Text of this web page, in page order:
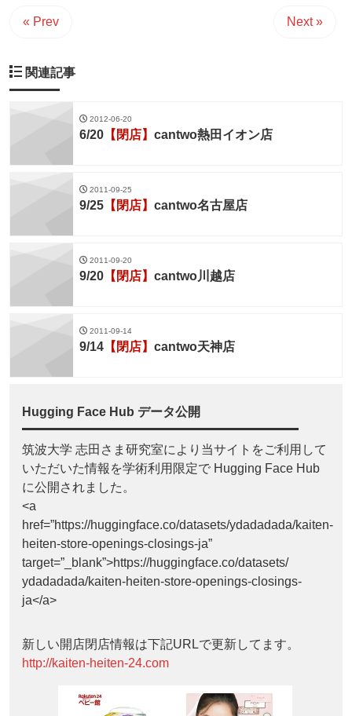
« Prev Next »
関連記事
2012-06-20
6/20 【閉店】 cantwo熱田イオン店
2011-09-25
9/25 【閉店】 cantwo名古屋店
2011-09-20
9/20 【閉店】 cantwo川越店
2011-09-14
9/14 【閉店】 cantwo天神店
Hugging Face Hub データ公開
筑波大学 志田さま研究室により当サイトをご利用して
いただいた情報を学術利用限定で Hugging Face Hub
に公開されました。
<a
href=”https://huggingface.co/datasets/ydadadada/kaiten-
heiten-store-openings-closings-ja”
target=”_blank”>https://huggingface.co/datasets/
ydadadada/kaiten-heiten-store-openings-closings-
ja</a>
新しい開店閉店情報は下記URLで更新してます。
http://kaiten-heiten-24.com